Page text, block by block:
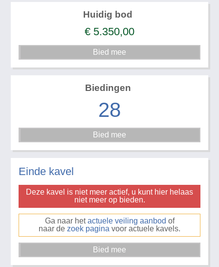
Huidig bod
€ 5.350,00
Biedingen
28
Einde kavel
Deze kavel is niet meer actief, u kunt hier helaas
niet meer op bieden.
Ga naar hetactuele veiling aanbod of
naar de zoek pagina voor actuele kavels.